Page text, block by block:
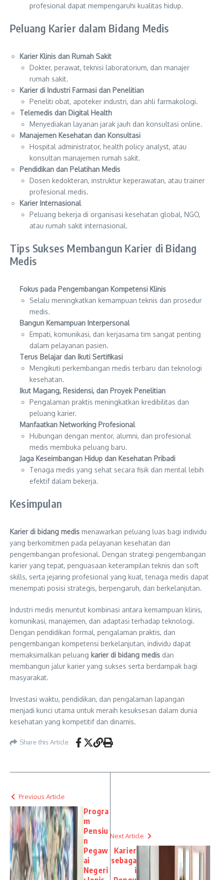
profesional dapat mempengaruhi kualitas hidup.
Peluang Karier dalam Bidang Medis
Karier Klinis dan Rumah Sakit
Dokter, perawat, teknisi laboratorium, dan manajer
rumah sakit.
Karier di Industri Farmasi dan Penelitian
Peneliti obat, apoteker industri, dan ahli farmakologi.
Telemedis dan Digital Health
Menyediakan layanan jarak jauh dan konsultasi online.
Manajemen Kesehatan dan Konsultasi
Hospital administrator, health policy analyst, atau
konsultan manajemen rumah sakit.
Pendidikan dan Pelatihan Medis
Dosen kedokteran, instruktur keperawatan, atau trainer
profesional medis.
Karier Internasional
Peluang bekerja di organisasi kesehatan global, NGO,
atau rumah sakit internasional.
Tips Sukses Membangun Karier di Bidang
Medis
Fokus pada Pengembangan Kompetensi Klinis
Selalu meningkatkan kemampuan teknis dan prosedur
medis.
Bangun Kemampuan Interpersonal
Empati, komunikasi, dan kerjasama tim sangat penting
dalam pelayanan pasien.
Terus Belajar dan Ikuti Sertifikasi
Mengikuti perkembangan medis terbaru dan teknologi
kesehatan.
Ikut Magang, Residensi, dan Proyek Penelitian
Pengalaman praktis meningkatkan kredibilitas dan
peluang karier.
Manfaatkan Networking Profesional
Hubungan dengan mentor, alumni, dan profesional
medis membuka peluang baru.
Jaga Keseimbangan Hidup dan Kesehatan Pribadi
Tenaga medis yang sehat secara fisik dan mental lebih
efektif dalam bekerja.
Kesimpulan
Karier di bidang medis menawarkan peluang luas bagi individu
yang berkomitmen pada pelayanan kesehatan dan
pengembangan profesional. Dengan strategi pengembangan
karier yang tepat, penguasaan keterampilan teknis dan soft
skills, serta jejaring profesional yang kuat, tenaga medis dapat
menempati posisi strategis, berpengaruh, dan berkelanjutan.
Industri medis menuntut kombinasi antara kemampuan klinis,
komunikasi, manajemen, dan adaptasi terhadap teknologi.
Dengan pendidikan formal, pengalaman praktis, dan
pengembangan kompetensi berkelanjutan, individu dapat
memaksimalkan peluang karier di bidang medis dan
membangun jalur karier yang sukses serta berdampak bagi
masyarakat.
Investasi waktu, pendidikan, dan pengalaman lapangan
menjadi kunci utama untuk meraih kesuksesan dalam dunia
kesehatan yang kompetitif dan dinamis.
Share this Article
Previous Article
Progra
m
Pensiu
n
Pegaw
ai
Negeri
Next Article
Karier
sebaga
i